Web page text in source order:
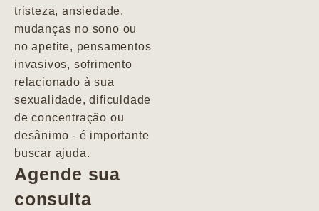
tristeza, ansiedade,
mudanças no sono ou
no apetite, pensamentos
invasivos, sofrimento
relacionado à sua
sexualidade, dificuldade
de concentração ou
desânimo - é importante
buscar ajuda.
Agende sua
consulta